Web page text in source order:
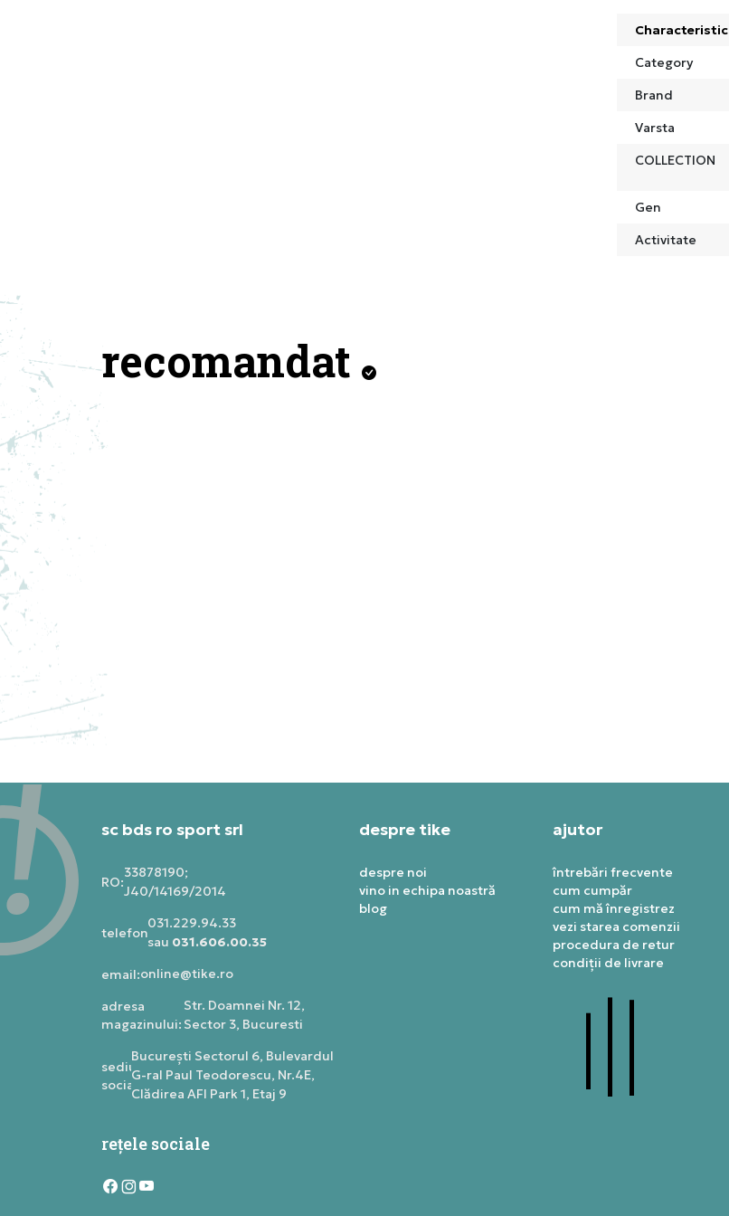
Characteristic
Category
Brand
Varsta
COLLECTION
Gen
Activitate
recomandat
sc bds ro sport srl
RO:
33878190;
J40/14169/2014
telefon:
031.229.94.33
sau 031.606.00.35
email:online@tike.ro
adresa
magazinului:
Str. Doamnei Nr. 12,
Sector 3, Bucuresti
sediu
social:
Bucureşti Sectorul 6, Bulevardul
G-ral Paul Teodorescu, Nr.4E,
Clădirea AFI Park 1, Etaj 9
despre tike
despre noi
vino in echipa noastră
blog
ajutor
întrebări frecvente
cum cumpăr
cum mă înregistrez
vezi starea comenzii
procedura de retur
condiții de livrare
rețele sociale